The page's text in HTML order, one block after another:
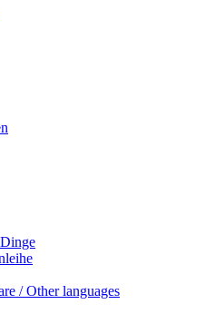
/ Other languages